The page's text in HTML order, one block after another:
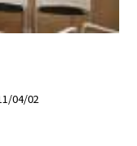
04/02